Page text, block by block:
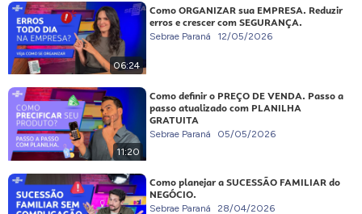
06:24
Como ORGANIZAR sua EMPRESA. Reduzir
erros e crescer com SEGURANÇA.
Sebrae Paraná 12/05/2026
11:20
Como definir o PREÇO DE VENDA. Passo a
passo atualizado com PLANILHA
GRATUITA
Sebrae Paraná 05/05/2026
Como planejar a SUCESSÃO FAMILIAR do
NEGÓCIO.
Sebrae Paraná 28/04/2026